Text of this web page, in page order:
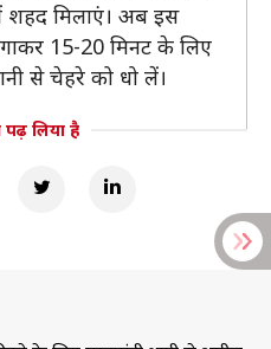
शहद मिलाएं। अब इस
15-20 मिनट के लिए
से चेहरे को धो लें।
लिया है